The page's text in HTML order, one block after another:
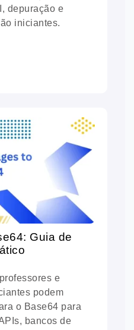
depuração e
iniciantes.
Guia de
e
podem
o Base64 para
bancos de